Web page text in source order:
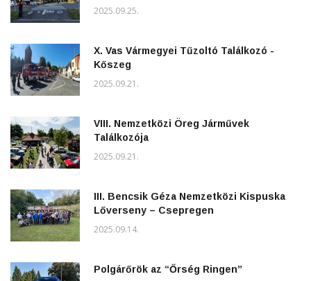
2025.09.25.
X. Vas Vármegyei Tűzoltó Találkozó -
Kőszeg
2025.09.21.
VIII. Nemzetközi Öreg Járművek
Találkozója
2025.09.21.
III. Bencsik Géza Nemzetközi Kispuska
Lőverseny – Csepregen
2025.09.14.
Polgárőrök az “Őrség Ringen”